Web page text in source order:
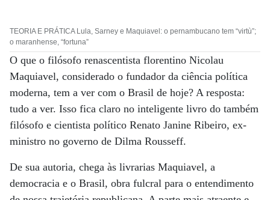
TEORIA E PRÁTICA Lula, Sarney e Maquiavel: o pernambucano tem “virtù”;
o maranhense, “fortuna”
O que o filósofo renascentista florentino Nicolau
Maquiavel, considerado o fundador da ciência política
moderna, tem a ver com o Brasil de hoje? A resposta:
tudo a ver. Isso fica claro no inteligente livro do também
filósofo e cientista político Renato Janine Ribeiro, ex-
ministro no governo de Dilma Rousseff.
De sua autoria, chega às livrarias Maquiavel, a
democracia e o Brasil, obra fulcral para o entendimento